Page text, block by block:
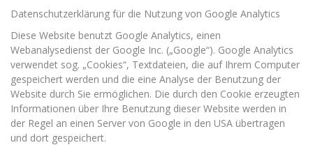
Datenschutzerklärung für die Nutzung von Google Analytics
Diese Website benutzt Google Analytics, einen
Webanalysedienst der Google Inc. („Google“). Google Analytics
verwendet sog. „Cookies“, Textdateien, die auf Ihrem Computer
gespeichert werden und die eine Analyse der Benutzung der
Website durch Sie ermöglichen. Die durch den Cookie erzeugten
Informationen über Ihre Benutzung dieser Website werden in
der Regel an einen Server von Google in den USA übertragen
und dort gespeichert.